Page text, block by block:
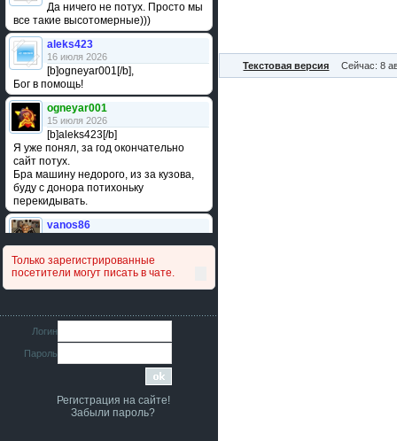
Да ничего не потух. Просто мы
все такие высотомерные)))
aleks423
16 июля 2026
[b]ogneyar001[/b],
Бог в помощь!
ogneyar001
15 июля 2026
[b]aleks423[/b]
Я уже понял, за год окончательно
сайт потух.
Бра машину недорого, из за кузова,
буду с донора потихоньку
перекидывать.
vanos86
сравнивал подушку акпп бензиновой и
дизельной машины намера
4578063AG и 4578061AG? По фото
iMrCoffeeBLR4
11 июля 2026
[b]era124[/b],
Ага понял буду знать спасибо
era124
7 июля 2026
Только зарегистрированные
посетители могут писать в чате.
Логин
Пароль
Регистрация на сайте!
Забыли пароль?
Текстовая версия Сейчас: 8